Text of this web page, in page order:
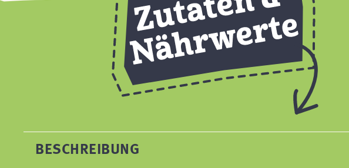
BESCHREIBUNG